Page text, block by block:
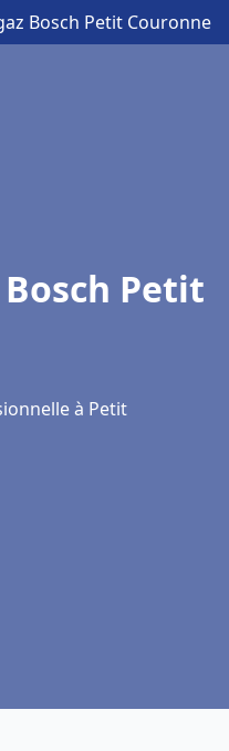
Bosch Petit Couronne
Petit
à Petit